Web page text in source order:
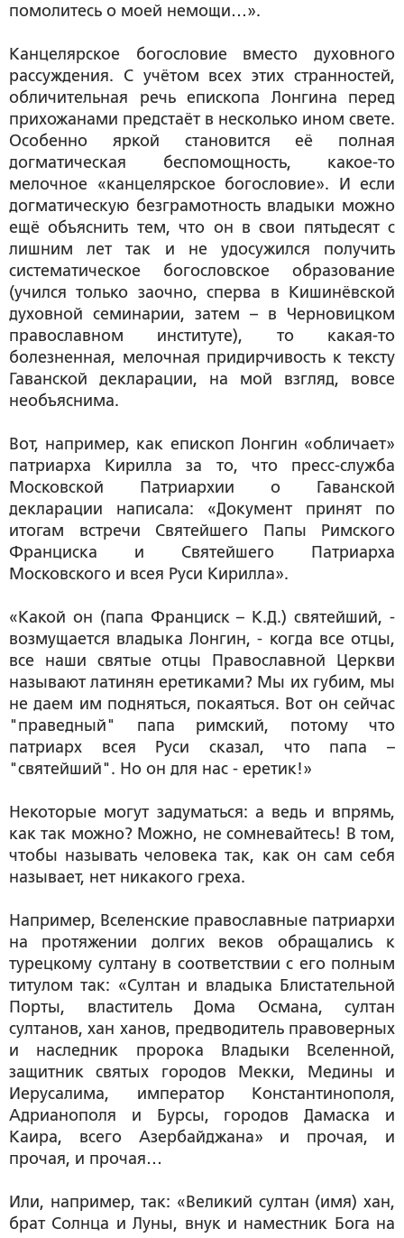
помолитесь о моей немощи…».
Канцелярское богословие вместо духовного
рассуждения. С учётом всех этих странностей,
обличительная речь епископа Лонгина перед
прихожанами предстаёт в несколько ином свете.
Особенно яркой становится её полная
догматическая беспомощность, какое-то
мелочное «канцелярское богословие». И если
догматическую безграмотность владыки можно
ещё объяснить тем, что он в свои пятьдесят с
лишним лет так и не удосужился получить
систематическое богословское образование
(учился только заочно, сперва в Кишинёвской
духовной семинарии, затем – в Черновицком
православном институте), то какая-то
болезненная, мелочная придирчивость к тексту
Гаванской декларации, на мой взгляд, вовсе
необъяснима.
Вот, например, как епископ Лонгин «обличает»
патриарха Кирилла за то, что пресс-служба
Московской Патриархии о Гаванской
декларации написала: «Документ принят по
итогам встречи Святейшего Папы Римского
Франциска и Святейшего Патриарха
Московского и всея Руси Кирилла».
«Какой он (папа Франциск – К.Д.) святейший, -
возмущается владыка Лонгин, - когда все отцы,
все наши святые отцы Православной Церкви
называют латинян еретиками? Мы их губим, мы
не даем им подняться, покаяться. Вот он сейчас
"праведный" папа римский, потому что
патриарх всея Руси сказал, что папа –
"святейший". Но он для нас - еретик!»
Некоторые могут задуматься: а ведь и впрямь,
как так можно? Можно, не сомневайтесь! В том,
чтобы называть человека так, как он сам себя
называет, нет никакого греха.
Например, Вселенские православные патриархи
на протяжении долгих веков обращались к
турецкому султану в соответствии с его полным
титулом так: «Султан и владыка Блистательной
Порты, властитель Дома Османа, султан
султанов, хан ханов, предводитель правоверных
и наследник пророка Владыки Вселенной,
защитник святых городов Мекки, Медины и
Иерусалима, император Константинополя,
Адрианополя и Бурсы, городов Дамаска и
Каира, всего Азербайджана» и прочая, и
прочая, и прочая…
Или, например, так: «Великий султан (имя) хан,
брат Солнца и Луны, внук и наместник Бога на